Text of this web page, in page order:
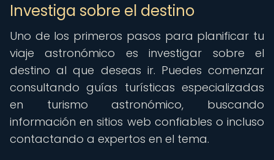
Investiga sobre el destino
Uno de los primeros pasos para planificar tu
viaje astronómico es investigar sobre el
destino al que deseas ir. Puedes comenzar
consultando guías turísticas especializadas
en turismo astronómico, buscando
información en sitios web confiables o incluso
contactando a expertos en el tema.